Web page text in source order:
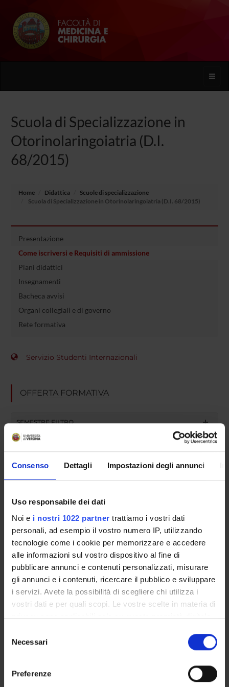
Consenso Dettagli Impostazioni degli annunci
Uso responsabile dei dati
Noi e i nostri 1022 partner trattiamo i vostri dati
personali, ad esempio il vostro numero IP, utilizzando
tecnologie come i cookie per memorizzare e accedere
alle informazioni sul vostro dispositivo al fine di
pubblicare annunci e contenuti personalizzati, misurare
gli annunci e i contenuti, ricercare il pubblico e sviluppare
i servizi. Avete la possibilità di scegliere chi utilizza i
vostri dati e per quali scopi. Le vostre scelte in materia di
privacy sono applicabili solo su questa proprietà digitale
modificare o revocare il proprio consenso in qualsiasi
momento dalla Dichiarazione sui cookie o facendo clic
delNecessari
Preferenze
Toggle
Scuola di Specializzazione in
Otorinolaringoiatria (D.I.
68/2015)
Home Didattica
Scuole di specializzazione
Scuola di Specializzazione in Otorinolaringoiatria (D.I. 68/2015)
Presentazione
Come iscriversi e Requisiti di ammissione
Piani didattici
Insegnamenti
Bacheca avvisi
Organi collegiali e di governo
Rete formativa
Servizio Studenti Internazionali
OFFERTA FORMATIVA
SEMESTRE FILTRO
CORSI DI LAUREA
CORSI DI LAUREA MAGISTRALE
Anno di immatricolazione
Cerca
Tipo di Accesso
programmato